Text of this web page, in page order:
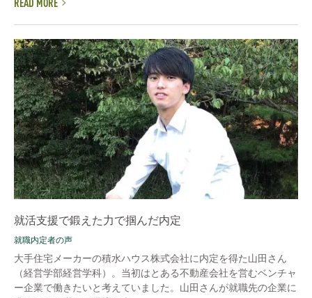
READ MORE
就活支援で鍛えた力で掴んだ内定
就職内定者の声
大手住宅メーカーの積水ハウス株式会社に内定を得た山田さん
（経営学部経営学科）。当初はとある不動産会社を営むベンチャ
ー企業で働きたいと考えていました。山田さんが就職先の企業に